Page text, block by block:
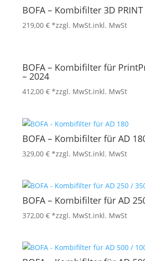
BOFA – Kombifilter 3D PRINT
219,00 € *zzgl. MwSt.inkl. MwSt
BOFA – Kombifilter für
– 2024
412,00 € *zzgl. MwSt.inkl. MwSt
BOFA – Kombifilter für AD
329,00 € *zzgl. MwSt.inkl. MwSt
BOFA – Kombifilter für AD
372,00 € *zzgl. MwSt.inkl. MwSt